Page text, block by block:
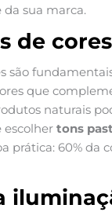
sua marca.
de cores
são
que
naturais
tons
prática: 60% da